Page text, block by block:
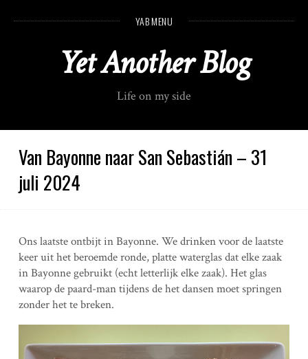
n
YAB MENU
Yet Another Blog
Life on my side
Van Bayonne naar San Sebastián – 31
juli 2024
Ons laatste ontbijt in Bayonne. We drinken voor de laatste
keer uit het beroemde ronde, platte waterglas dat elke zaak
in Bayonne gebruikt (echt letterlijk elke zaak). Het glas
waarop de paard-man tijdens de het dansen moet springen
zonder het te breken.